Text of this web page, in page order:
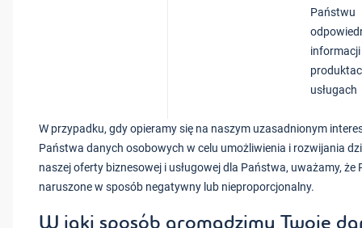
Państwu
usługach
W przypadku, gdy opieramy się na naszym uzasadnionym
Państwa danych osobowych w celu umożliwienia i rozwijania
naszej oferty biznesowej i usługowej dla Państwa, uważamy, że
naruszone w sposób negatywny lub nieproporcjonalny.
W jaki sposób gromadzimy Twoje